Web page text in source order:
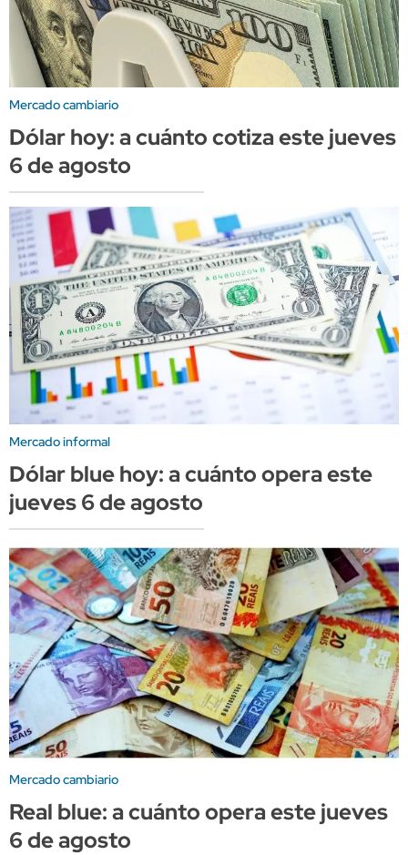
Mercado cambiario
Dólar hoy: a cuánto cotiza este jueves
6 de agosto
Mercado informal
Dólar blue hoy: a cuánto opera este
jueves 6 de agosto
Mercado cambiario
Real blue: a cuánto opera este jueves
6 de agosto